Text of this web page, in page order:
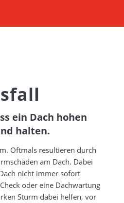
ein Dach hohen
halten.
Oftmals resultieren durch
am Dach. Dabei
nicht immer sofort
oder eine Dachwartung
Sturm dabei helfen, vor